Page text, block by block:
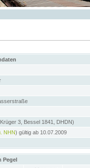
3, Bessel 1841, DHDN)
NHN) gültig ab 10.07.2009
Pegel